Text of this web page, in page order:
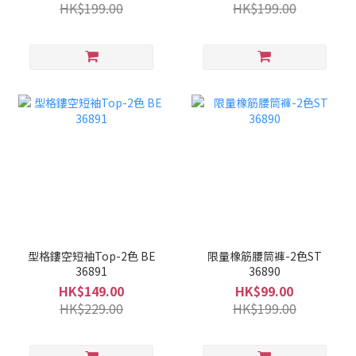
HK$199.00
HK$199.00
型格鏤空短袖Top-2色 BE
36891
HK$149.00
HK$229.00
限量橡筋腰筒褲-2色ST
36890
HK$99.00
HK$199.00